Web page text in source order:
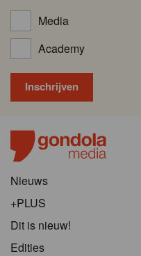
Media
Academy
Nieuws
+PLUS
Dit is nieuw!
Edities